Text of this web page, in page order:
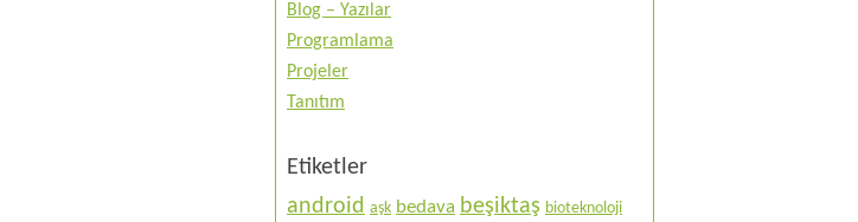
Blog – Yazılar
Programlama
Projeler
Tanıtım
Etiketler
android aşk bedava beşiktaş bioteknoloji